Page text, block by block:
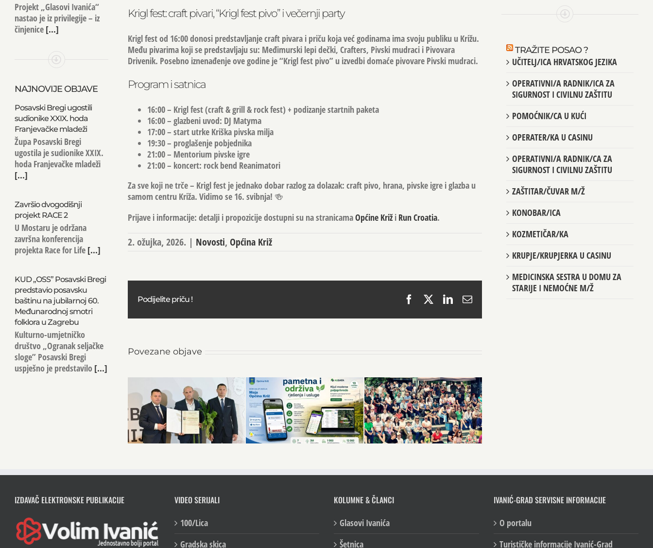
Krigl fest: craft pivari, “Krigl fest pivo” i večernji party
Krigl fest od 16:00 donosi predstavljanje craft pivara i priču koja već godinama ima svoju publiku u Križu.
Među pivarima koji se predstavljaju su: Međimurski lepi dečki, Crafters, Pivski mudracii Pivovara
Drivenik. Posebno iznenađenje ove godine je“Krigl fest pivo”u izvedbi domaće pivovare Pivski mudraci.
Program i satnica
16:00– Krigl fest (craft & grill & rock fest) + podizanje startnih paketa
16:00– glazbeni uvod: DJ Matyma
17:00– start utrke Kriška pivska milja
19:30– proglašenje pobjednika
21:00– Mentorium pivske igre
21:00– koncert: rock bend Reanimatori
Za sve koji ne trče – Krigl fest je jednako dobar razlog za dolazak: craft pivo, hrana, pivske igre i glazba u
samom centru Križa. Vidimo se 16. svibnja! 🍻
Prijave i informacije: detalji i propozicije dostupni su na stranicamaOpćine Križi Run Croatia.
2. ožujka, 2026. | Novosti, Općina Križ
Podijelite priču ! FacebookLinkedIn
Email
Povezane objave
Projekt „Glasovi Ivanića“
nastao je iz privilegije – iz
činjenice[...]
NAJNOVIJE OBJAVE
Posavski Bregi ugostili
sudionike XXIX. hoda
Franjevačke mladeži
Župa Posavski Bregi
ugostila je sudionike XXIX.
hoda Franjevačke mladeži
[...]
Završio dvogodišnji
projekt RACE 2
U Mostaru je održana
završna konferencija
projekta Race for Life[...]
KUD „OSS” Posavski Bregi
predstavio posavsku
baštinu na jubilarnoj 60.
Međunarodnoj smotri
folklora u Zagrebu
Kulturno-umjetničko
društvo „Ogranak seljačke
sloge” Posavski Bregi
uspješno je predstavilo[...]
TRAŽITE POSAO ?
UČITELJ/ICA HRVATSKOG JEZIKA
OPERATIVNI/A RADNIK/ICA ZA
SIGURNOST I CIVILNU ZAŠTITU
POMOĆNIK/CA U KUĆI
OPERATER/KA U CASINU
OPERATIVNI/A RADNIK/CA ZA
SIGURNOST I CIVILNU ZAŠTITU
ZAŠTITAR/ČUVAR M/Ž
KONOBAR/ICA
KOZMETIČAR/KA
KRUPJE/KRUPJERKA U CASINU
MEDICINSKA SESTRA U DOMU ZA
STARIJE I NEMOĆNE M/Ž
IZDAVAČ ELEKTRONSKE PUBLIKACIJE
VIDEO SERIJALI
100/Lica
Gradska skica
KOLUMNE & ČLANCI
Glasovi Ivanića
Šetnica
IVANIĆ-GRAD SERVISNE INFORMACIJE
O portalu
Turističke informacije Ivanić-Grad